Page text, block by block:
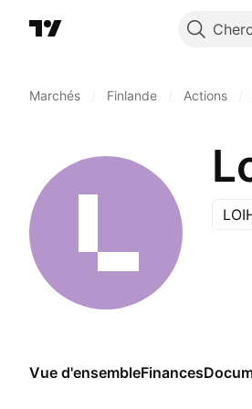
Marchés Finlande Actions
Vue d'ensembleFinances